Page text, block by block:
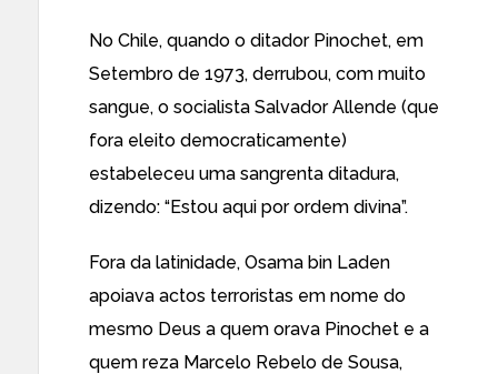
No Chile, quando o ditador Pinochet, em
Setembro de 1973, derrubou, com muito
sangue, o socialista Salvador Allende (que
fora eleito democraticamente)
estabeleceu uma sangrenta ditadura,
dizendo: “Estou aqui por ordem divina”.
Fora da latinidade, Osama bin Laden
apoiava actos terroristas em nome do
mesmo Deus a quem orava Pinochet e a
quem reza Marcelo Rebelo de Sousa,